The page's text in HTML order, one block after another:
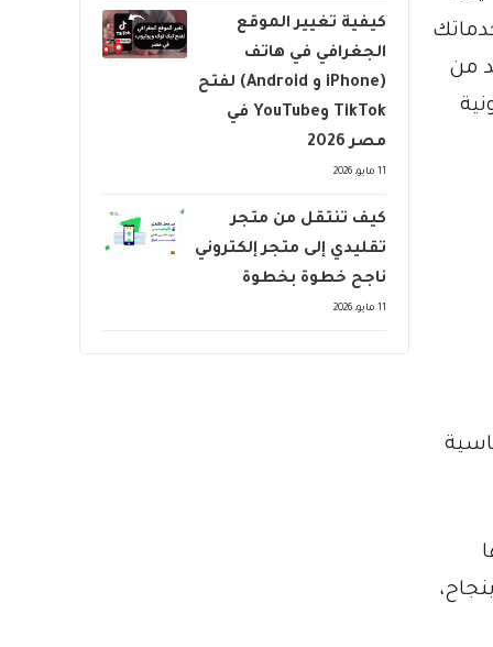
من
كيفية تغيير الموقع
الجغرافي في هاتف
(iPhone و Android) لفتح
TikTok وYouTube في
مصر 2026
11 مايو، 2026
كيف تنتقل من متجر
تقليدي إلى متجر إلكتروني
ناجح خطوة بخطوة
11 مايو، 2026